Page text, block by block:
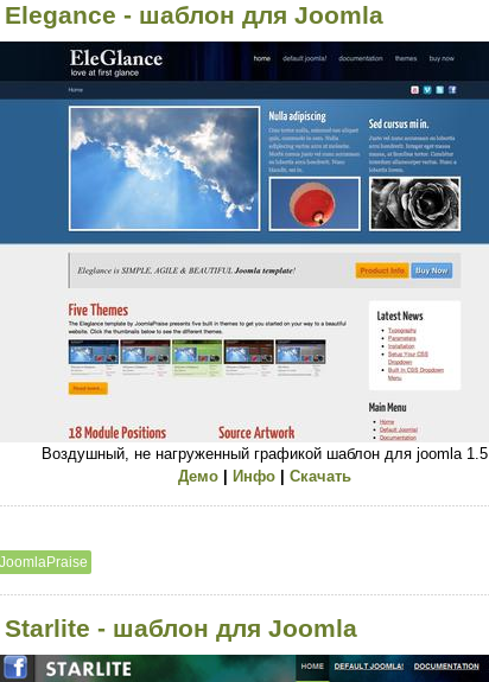
Elegance - шаблон для Joomla
Воздушный, не нагруженный графикой шаблон для joomla 1.5
Демо
Инфо Скачать
Starlite - шаблон для Joomla